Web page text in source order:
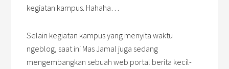
kegiatan kampus. Hahaha…
Selain kegiatan kampus yang menyita waktu
ngeblog, saat ini Mas Jamal juga sedang
mengembangkan sebuah web portal berita kecil-